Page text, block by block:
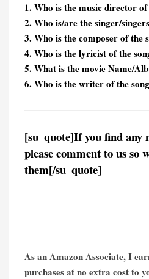
1. Who is the music director of
2. Who is/are the singer/
3. Who is the composer of the
4. Who is the lyricist of the
5. What is the movie Name/
6. Who is the writer of the
[su_quote]If you find any
please comment to us so
them[/su_quote]
As an Amazon Associate, I
purchases at no extra cost to